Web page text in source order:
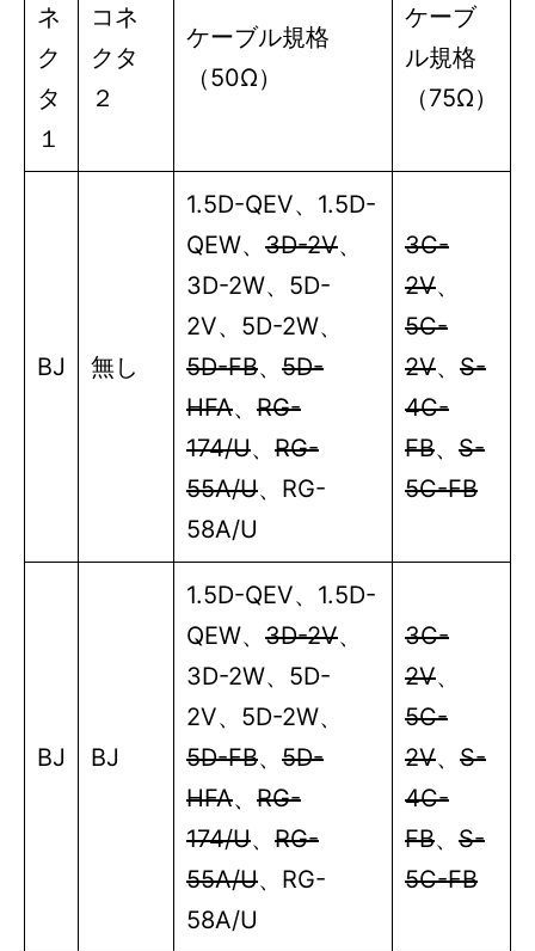
ネ
ク
タ
１
コネ
クタ
２
ケーブル規格
（50Ω）
ケーブ
ル規格
（75Ω）
BJ 無し
1.5D-QEV、 1.5D-
QEW、 3D-2V、
3D-2W、 5D-
2V、 5D-2W、
5D-FB、 5D-
HFA、 RG-
174/U、 RG-
55A/U、 RG-
58A/U
3C-
2V、
5C-
2V、 S-
4C-
FB、 S-
5C-FB
BJ BJ
1.5D-QEV、 1.5D-
QEW、 3D-2V、
3D-2W、 5D-
2V、 5D-2W、
5D-FB、 5D-
HFA、 RG-
174/U、 RG-
55A/U、 RG-
58A/U
3C-
2V、
5C-
2V、 S-
4C-
FB、 S-
5C-FB